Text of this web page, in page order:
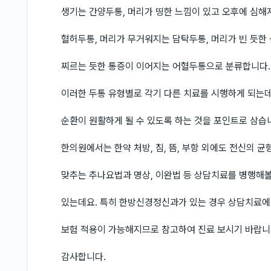
생기는 간양두통, 머리가 띵한 느낌이 있고 오후에 심해
혈허두통, 머리가 무거워지는 담탁두통, 머리가 빈 듯한
찌르는 듯한 통증이 이어지는 어혈두통으로 분류합니다.
이러한 두통 유형별로 각기 다른 치료를 시행하게 되는
순환이 원활하게 될 수 있도록 하는 것을 포인트로 삼습
한의원에서는 한약 처방, 침, 뜸, 부항 외에도 전신의 균
맞추는 추나요법과 명상, 이완법 등 상담치료를 병행해
있는데요. 특히 한방신경정신과가 있는 경우 상담치료에
보험 적용이 가능해지므로 참고하여 진료 보시기 바랍
감사합니다.